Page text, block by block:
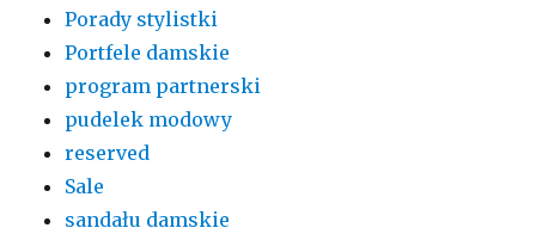
Porady stylistki
Portfele damskie
program partnerski
pudelek modowy
reserved
Sale
sandału damskie